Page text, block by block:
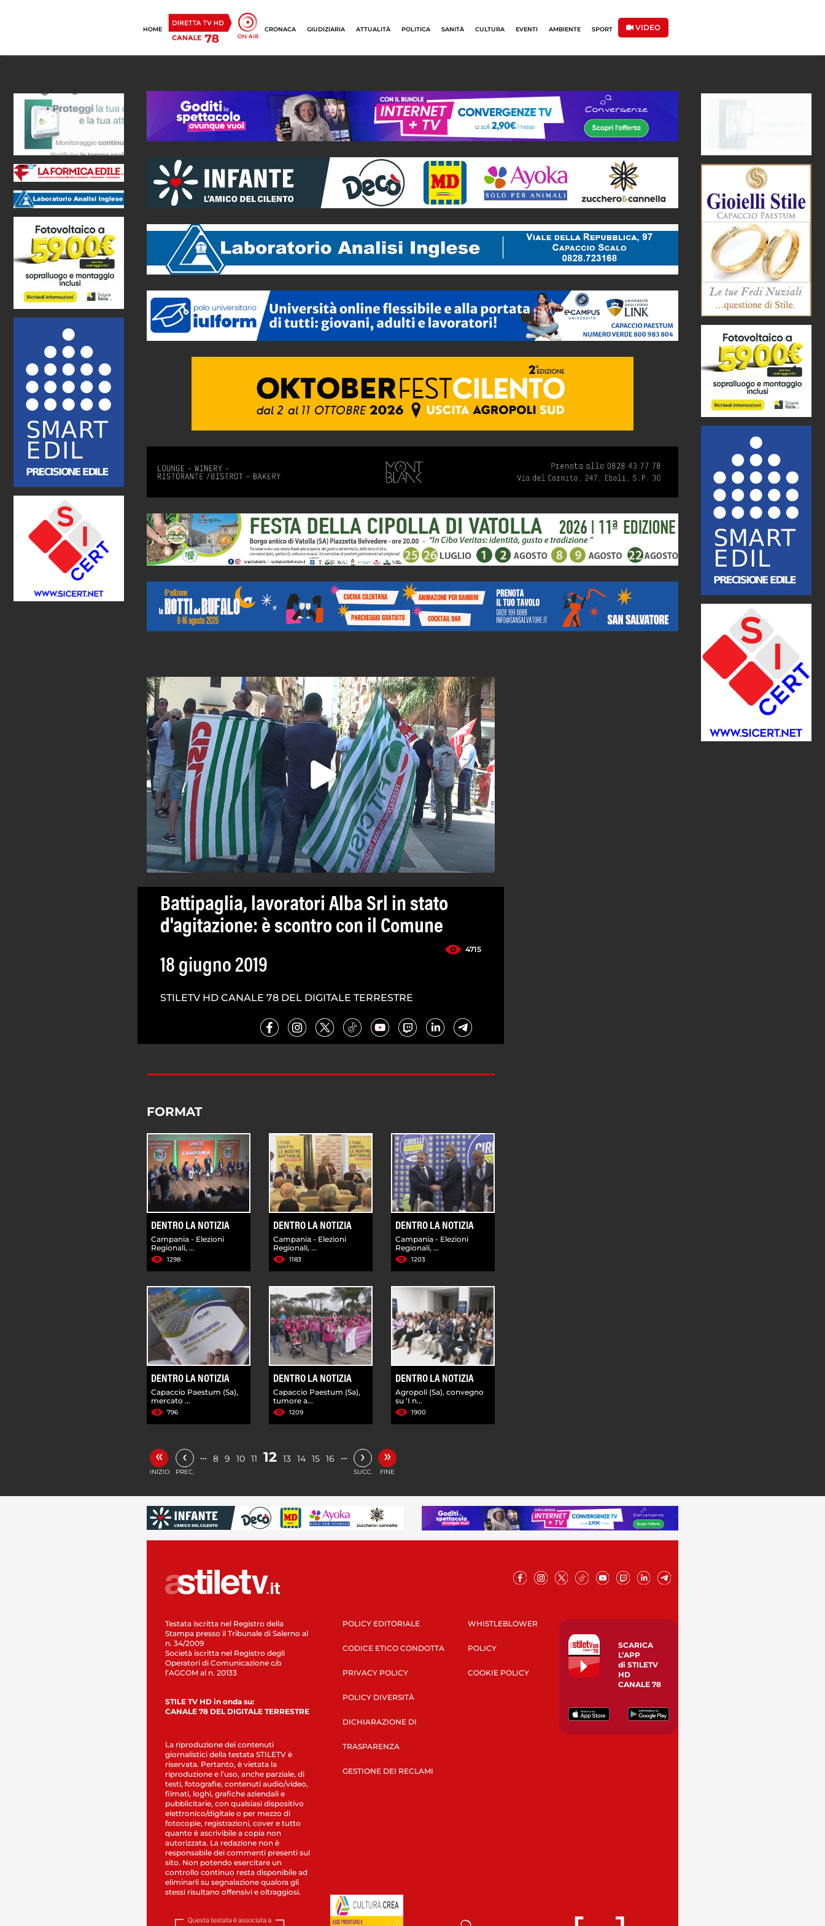
HOME CRONACA GIUDIZIARIA ATTUALITÀ POLITICA SANITÀ CULTURA EVENTI AMBIENTE SPORT VIDEO
Battipaglia, lavoratori Alba Srl in stato
d'agitazione: è scontro con il Comune
4715
18 giugno 2019
STILETV HD CANALE 78 DEL DIGITALE TERRESTRE
FORMAT
DENTRO LA NOTIZIA
Campania - Elezioni
Regionali, ...
1298
DENTRO LA NOTIZIA
Campania - Elezioni
Regionali, ...
1183
DENTRO LA NOTIZIA
Campania - Elezioni
Regionali, ...
1203
DENTRO LA NOTIZIA
Capaccio Paestum (Sa),
mercato ...
796
DENTRO LA NOTIZIA
Capaccio Paestum (Sa),
tumore a...
1209
DENTRO LA NOTIZIA
Agropoli (Sa), convegno
su 'I n...
1900
«
INIZIO
‹
PREC.
… 8 9 10 11 12 13 14 15 16 … ›
SUCC.
»
FINE
Testata iscritta nel Registro della
Stampa presso il Tribunale di Salerno al
n. 34/2009
Società iscritta nel Registro degli
Operatori di Comunicazione c/o
l’AGCOM al n. 20133
STILE TV HD in onda su:
CANALE 78 DEL DIGITALE TERRESTRE
La riproduzione dei contenuti
giornalistici della testata STILETV è
riservata. Pertanto, è vietata la
riproduzione e l’uso, anche parziale, di
testi, fotografie, contenuti audio/video,
filmati, loghi, grafiche aziendali e
pubblicitarie, con qualsiasi dispositivo
elettronico/digitale o per mezzo di
fotocopie, registrazioni, cover e tutto
quanto è ascrivibile a copia non
autorizzata. La redazione non è
responsabile dei commenti presenti sul
sito. Non potendo esercitare un
controllo continuo resta disponibile ad
eliminarli su segnalazione qualora gli
stessi risultano offensivi e oltraggiosi.
POLICY EDITORIALE
CODICE ETICO CONDOTTA
PRIVACY POLICY
POLICY DIVERSITÀ
DICHIARAZIONE DI
TRASPARENZA
GESTIONE DEI RECLAMI
WHISTLEBLOWER
POLICY
COOKIE POLICY
SCARICA
L’APP
di STILETV
HD
CANALE 78